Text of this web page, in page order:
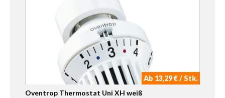
Ab 13,29 € / Stk.
Oventrop Thermostat Uni XH weiß